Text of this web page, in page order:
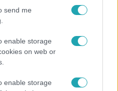
send me
enable storage
on web or
enable storage
2:38